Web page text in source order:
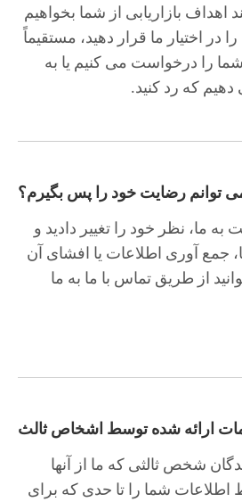
اهداف بازاریابی از شما بخواهیم
اختیار ما قرار دهید، مستقیماً
را درخواست می کنیم یا به
که رد کنید.
توانم رضایت خود را پس بگیرم؟
ما، نظر خود را تغییر دادید و
جمع آوری اطلاعات یا افشای آن
از طریق تماس با ما به ما
ارائه شده توسط اشخاص ثالث
شخص ثالثی که ما از آنها
اطلاعات شما را تا حدی که برای